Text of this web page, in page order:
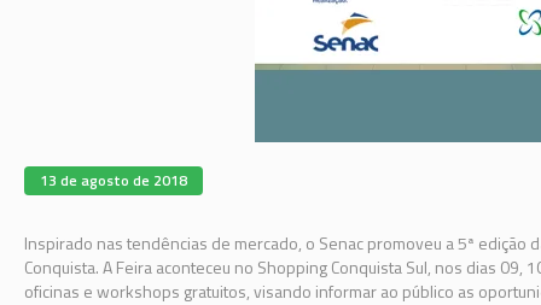
13 de agosto de 2018
Inspirado nas tendências de mercado, o Senac promoveu a 5ª edição
Conquista. A Feira aconteceu no Shopping Conquista Sul, nos dias
oficinas e workshops gratuitos, visando informar ao público as